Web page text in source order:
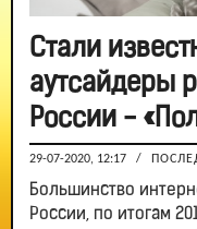
Стали
аутсайдеры
России -
29-07-2020, 12:17 /
Большинство
России, по итогам